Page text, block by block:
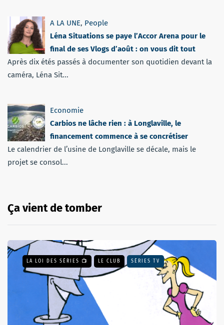
A LA UNE, People
Léna Situations se paye l’Accor Arena pour le
final de ses Vlogs d’août : on vous dit tout
Après dix étés passés à documenter son quotidien devant la
caméra, Léna Sit...
Economie
Carbios ne lâche rien : à Longlaville, le
financement commence à se concrétiser
Le calendrier de l’usine de Longlaville se décale, mais le
projet se consol...
Ça vient de tomber
LA LOI DES SÉRIES 📺 LE CLUB SÉRIES TV